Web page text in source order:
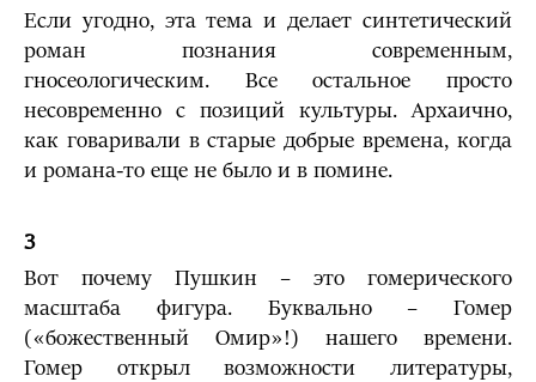
Если угодно, эта тема и делает синтетический
роман познания современным,
гносеологическим. Все остальное просто
несовременно с позиций культуры. Архаично,
как говаривали в старые добрые времена, когда
и романа-то еще не было и в помине.
3
Вот почему Пушкин – это гомерического
масштаба фигура. Буквально – Гомер
(«божественный Омир»!) нашего времени.
Гомер открыл возможности литературы,